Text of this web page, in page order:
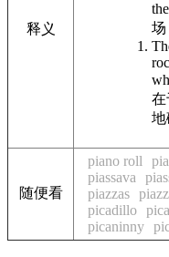
释义
场
在
地
随便看
piano roll
piassava
piazzas
picadillo
picaninny